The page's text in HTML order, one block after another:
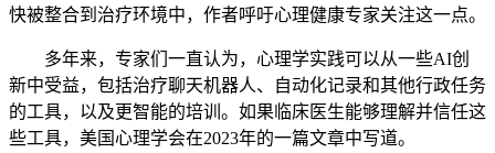
快被整合到治疗环境中，作者呼吁心理健康专家关注这一点。
多年来，专家们一直认为，心理学实践可以从一些AI创
新中受益，包括治疗聊天机器人、自动化记录和其他行政任务
的工具，以及更智能的培训。如果临床医生能够理解并信任这
些工具，美国心理学会在2023年的一篇文章中写道。